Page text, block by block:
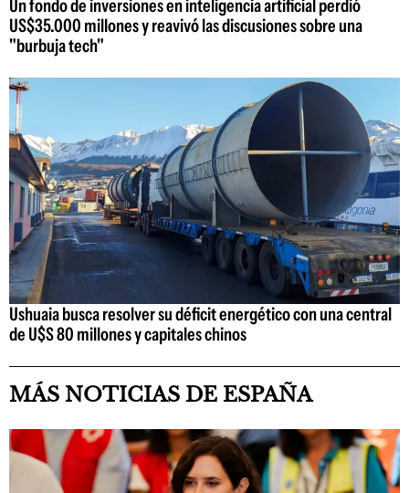
Un fondo de inversiones en inteligencia artificial perdió
US$35.000 millones y reavivó las discusiones sobre una
"burbuja tech"
Ushuaia busca resolver su déficit energético con una central
de U$S 80 millones y capitales chinos
MÁS NOTICIAS DE ESPAÑA